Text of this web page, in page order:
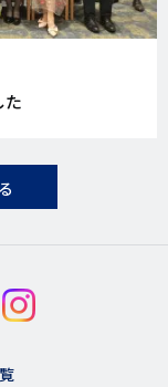
た